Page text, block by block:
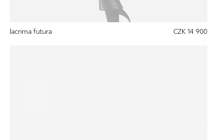
lacrima futura CZK 14 900